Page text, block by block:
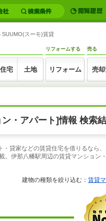
SUUMO(スーモ)賃貸
宅 土地
リフォームする
リフォーム
売る
売
・アパート]情報 検索
貸家などの賃貸住宅を借りるなら
伊那八幡駅周辺の賃貸マンション
建物の種類を絞り込む： 賃貸